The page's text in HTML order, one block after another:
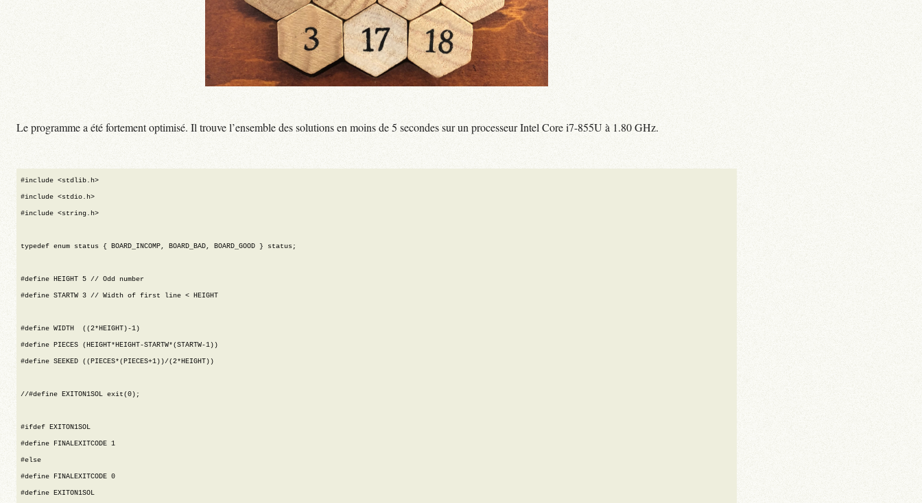
Le programme a été fortement optimisé. Il trouve l’ensemble des solutions en moins de 5 secondes sur un processeur Intel Core i7-855U à 1.80 GHz.